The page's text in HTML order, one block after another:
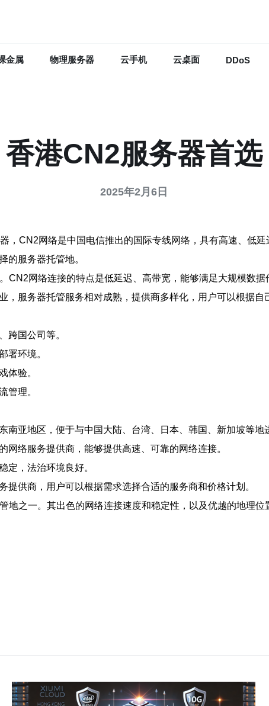
金属 物理服务器 云手机 云桌面 DDoS
香港CN2服务器首选
2025年2月6日
，CN2网络是中国电信推出的国际专线网络，具有高速、低
的服务器托管地。
网络连接的特点是低延迟、高带宽，能够满足大规模数
服务器托管服务相对成熟，提供商多样化，用户可以根据自
跨国公司等。
署环境。
体验。
管理。
亚地区，便于与中国大陆、台湾、日本、韩国、新加坡等地
络服务提供商，能够提供高速、可靠的网络连接。
定，法治环境良好。
供商，用户可以根据需求选择合适的服务商和价格计划。
之一。其出色的网络连接速度和稳定性，以及优越的地理